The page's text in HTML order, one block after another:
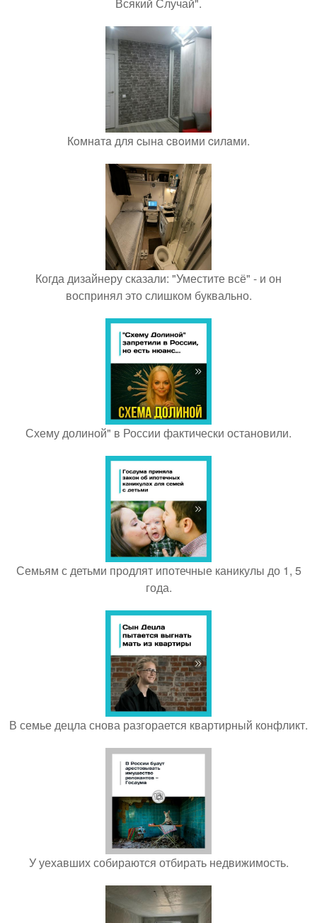
Кoмнaтa для cынa cвoими cилaми.
Когда дизайнеру сказали: "Уместите всё" - и он
воспринял это слишком буквально.
Схему долиной" в России фактически остановили.
Семьям с детьми продлят ипотечные каникулы до 1, 5
года.
В семье децла снова разгорается квартирный конфликт.
У уехавших собираются отбирать недвижимость.